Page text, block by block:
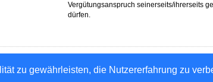
zu gewährleisten, die Nutzererfahrung zu
Vergütungsanspruch seinerseits/ihrerseits
dürfen.
Verband e.V.
internetgestützte Netzwerklösungen